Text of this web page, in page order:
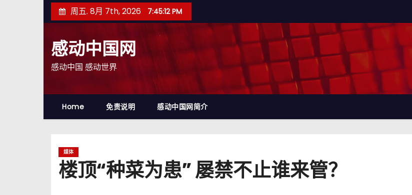
至
周五. 8月 7th, 2026 7:45:13 PM
感动中国网
感动中国 感动世界
Home 免责说明 感动中国网简介
媒体
楼顶“种菜为患” 屡禁不止谁来管？